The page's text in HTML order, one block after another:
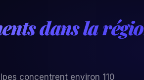
dans la
concentrent environ 110